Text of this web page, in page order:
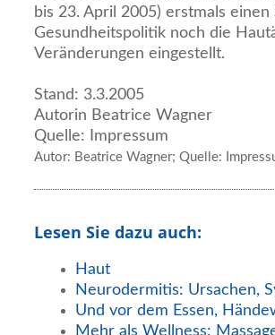
bis 23. April 2005) erstmals
Gesundheitspolitik noch die
Veränderungen eingestellt.
Stand: 3.3.2005
Autorin Beatrice Wagner
Quelle: Impressum
Autor: Beatrice Wagner; Quelle:
Lesen Sie dazu auch:
Haut
Neurodermitis: Ursachen,
Und vor dem Essen,
Mehr als Wellness: